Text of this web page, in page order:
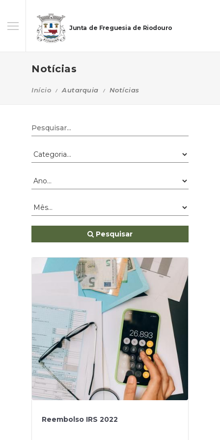
Junta de Freguesia de Riodouro
Notícias
Início Autarquia Notícias
Pesquisar
Reembolso IRS 2022